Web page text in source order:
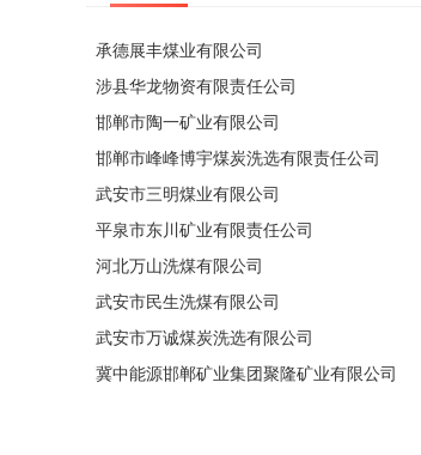
承德展丰煤业有限公司
涉县华龙物资有限责任公司
邯郸市陶一矿业有限公司
邯郸市峰峰博宇煤炭洗选有限责任公司
武安市三明煤业有限公司
平泉市东川矿业有限责任公司
河北万山洗煤有限公司
武安市民生洗煤有限公司
武安市万诚煤炭洗选有限公司
冀中能源邯郸矿业集团聚隆矿业有限公司